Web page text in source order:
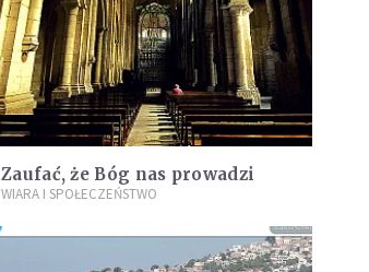
Zaufać, że Bóg nas prowadzi
WIARA I SPOŁECZEŃSTWO